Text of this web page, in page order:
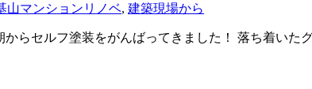
山マンションリノベ, 建築現場から
らセルフ塗装をがんばってきました！ 落ち着いた